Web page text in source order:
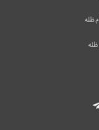
ظله
ظله
l